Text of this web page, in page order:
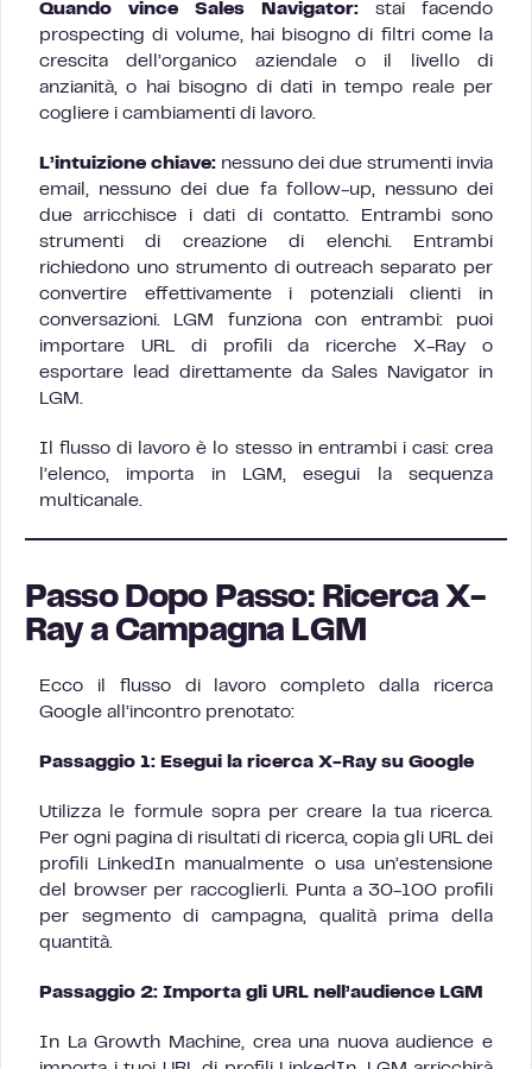
Quando vince Sales Navigator: stai facendo
prospecting di volume, hai bisogno di filtri come la
crescita dell’organico aziendale o il livello di
anzianità, o hai bisogno di dati in tempo reale per
cogliere i cambiamenti di lavoro.
L’intuizione chiave: nessuno dei due strumenti invia
email, nessuno dei due fa follow-up, nessuno dei
due arricchisce i dati di contatto. Entrambi sono
strumenti di creazione di elenchi. Entrambi
richiedono uno strumento di outreach separato per
convertire effettivamente i potenziali clienti in
conversazioni. LGM funziona con entrambi: puoi
importare URL di profili da ricerche X-Ray o
esportare lead direttamente da Sales Navigator in
LGM.
Il flusso di lavoro è lo stesso in entrambi i casi: crea
l’elenco, importa in LGM, esegui la sequenza
multicanale.
Passo Dopo Passo: Ricerca X-
Ray a Campagna LGM
Ecco il flusso di lavoro completo dalla ricerca
Google all’incontro prenotato:
Passaggio 1: Esegui la ricerca X-Ray su Google
Utilizza le formule sopra per creare la tua ricerca.
Per ogni pagina di risultati di ricerca, copia gli URL dei
profili LinkedIn manualmente o usa un’estensione
del browser per raccoglierli. Punta a 30-100 profili
per segmento di campagna, qualità prima della
quantità.
Passaggio 2: Importa gli URL nell’audience LGM
In La Growth Machine, crea una nuova audience e